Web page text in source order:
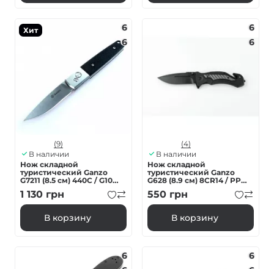
Хит
6
6
(9)
В наличии
Нож складной
туристический Ganzo
G7211 (8.5 см) 440C / G10
черный
1 130 грн
В корзину
6
6
(4)
В наличии
Нож складной
туристический Ganzo
G628 (8.9 см) 8CR14 / PP
алюминий серый
550 грн
В корзину
6
6